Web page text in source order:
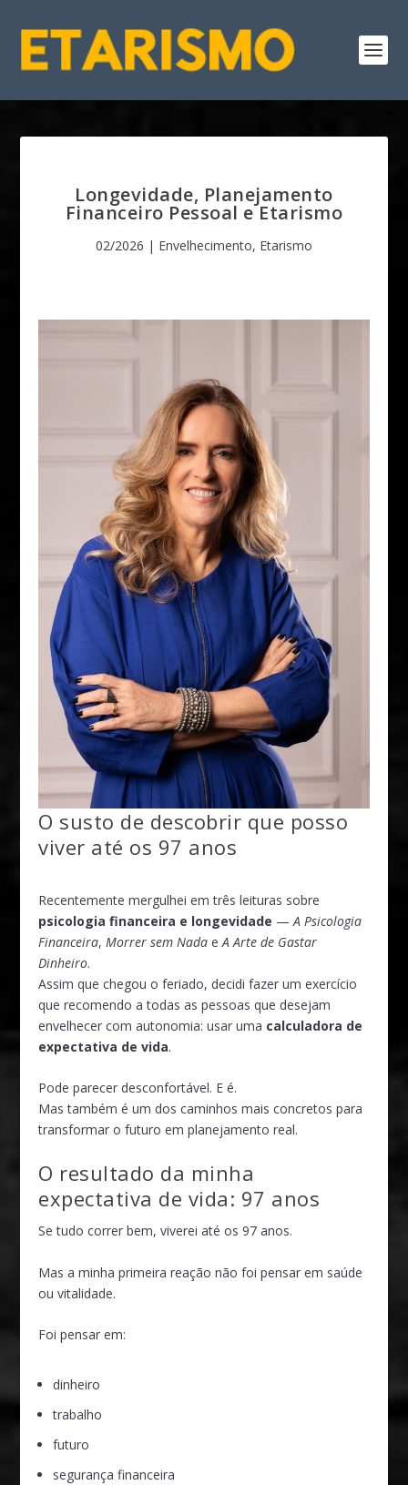
Longevidade, Planejamento
Financeiro Pessoal e Etarismo
02/2026 | Envelhecimento, Etarismo
O susto de descobrir que posso
viver até os 97 anos
Recentemente mergulhei em três leituras sobre
psicologia financeira e longevidade —A Psicologia
Financeira, Morrer sem Nada eA Arte de Gastar
Dinheiro.
Assim que chegou o feriado, decidi fazer um exercício
que recomendo a todas as pessoas que desejam
envelhecer com autonomia: usar uma calculadora de
expectativa de vida.
Pode parecer desconfortável. E é.
Mas também é um dos caminhos mais concretos para
transformar o futuro em planejamento real.
O resultado da minha
expectativa de vida: 97 anos
Se tudo correr bem, viverei até os 97 anos.
Mas a minha primeira reação não foi pensar em saúde
ou vitalidade.
Foi pensar em:
dinheiro
trabalho
futuro
segurança financeira